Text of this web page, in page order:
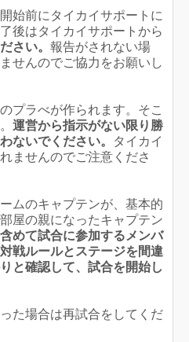
始前にタイカイサポートに
後はタイカイサポートから
さい。 報告がされない場
せんのでご協力をお願いし
プラべが作られます。そこ
運営から指示がない限り勝
ないでください。
タイカイ
ませんのでご注意くださ
ムのキャプテンが、基本的
屋の親になったキャプテン
めて試合に参加するメンバ
戦ルールとステージを間違
と確認して、試合を開始し
た場合は再試合をしてくだ